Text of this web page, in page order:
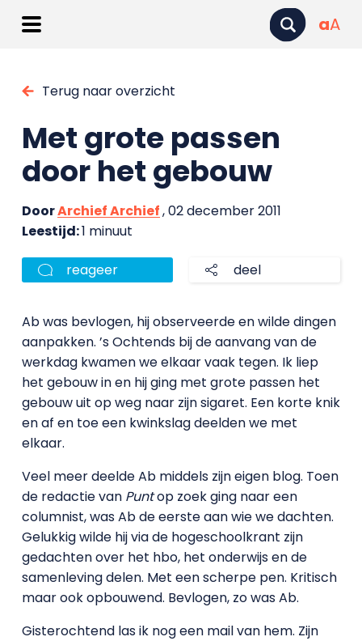
aA
Terug naar overzicht
Met grote passen
door het gebouw
DoorArchief Archief, 02 december 2011
Leestijd:1 minuut
reageer deel
Ab was bevlogen, hij observeerde en wilde dingen
aanpakken. ’s Ochtends bij de aanvang van de
werkdag kwamen we elkaar vaak tegen. Ik liep
het gebouw in en hij ging met grote passen het
gebouw uit op weg naar zijn sigaret. Een korte knik
en af en toe een kwinkslag deelden we met
elkaar.
Veel meer deelde Ab middels zijn eigen blog. Toen
de redactie van Puntop zoek ging naar een
columnist, was Ab de eerste aan wie we dachten.
Gelukkig wilde hij via de hogeschoolkrant zijn
gedachten over het hbo, het onderwijs en de
samenleving delen. Met een scherpe pen. Kritisch
maar ook opbouwend. Bevlogen, zo was Ab.
Gisterochtend las ik nog een mail van hem. Zijn